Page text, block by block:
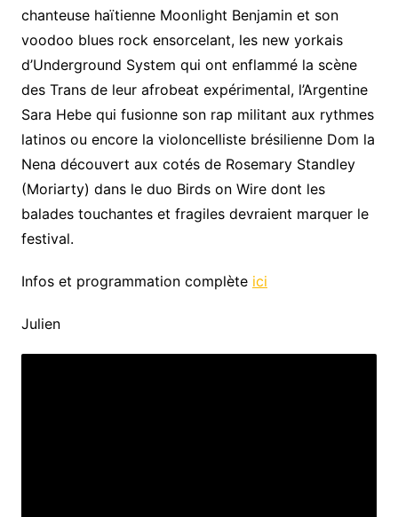
chanteuse haïtienne Moonlight Benjamin et son
voodoo blues rock ensorcelant, les new yorkais
d’Underground System qui ont enflammé la scène
des Trans de leur afrobeat expérimental, l’Argentine
Sara Hebe qui fusionne son rap militant aux rythmes
latinos ou encore la violoncelliste brésilienne Dom la
Nena découvert aux cotés de Rosemary Standley
(Moriarty) dans le duo Birds on Wire dont les
balades touchantes et fragiles devraient marquer le
festival.
Infos et programmation complète ici
Julien